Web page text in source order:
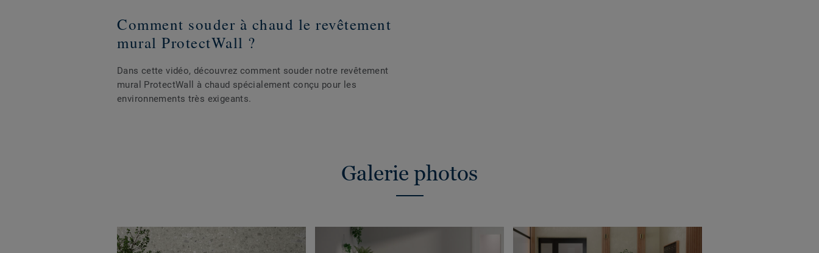
Comment souder à chaud le revêtement
mural ProtectWall ?
Dans cette vidéo, découvrez comment souder notre revêtement
mural ProtectWall à chaud spécialement conçu pour les
environnements très exigeants.
Galerie photos